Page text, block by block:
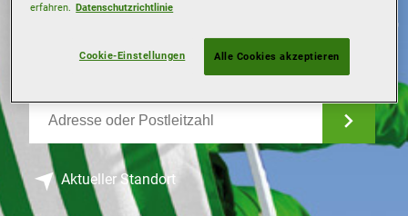
Hier finden Sie Sava-Händler
in Ihrer Nähe.
Aktueller Standort
erfahren. Datenschutzrichtlinie
Cookie-Einstellungen Alle Cookies akzeptieren